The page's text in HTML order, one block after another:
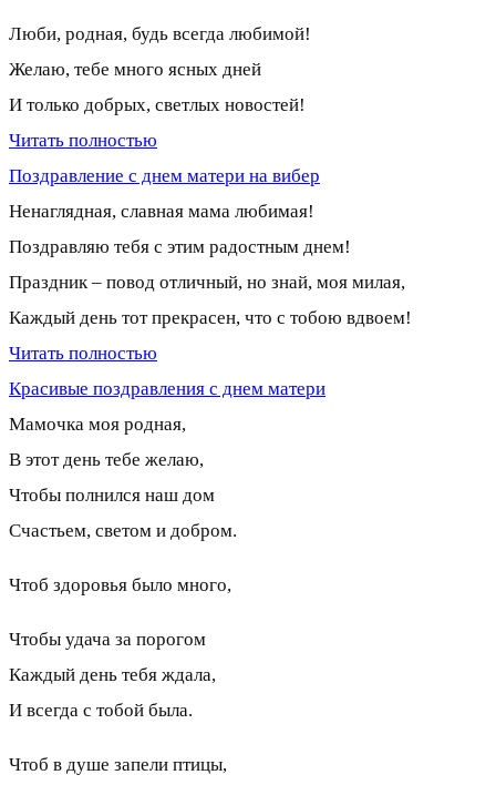
Люби, родная, будь всегда любимой!
Желаю, тебе много ясных дней
И только добрых, светлых новостей!
Читать полностью
Поздравление с днем матери на вибер
Ненаглядная, славная мама любимая!
Поздравляю тебя с этим радостным днем!
Праздник – повод отличный, но знай, моя милая,
Каждый день тот прекрасен, что с тобою вдвоем!
Читать полностью
Красивые поздравления с днем матери
Мамочка моя родная,
В этот день тебе желаю,
Чтобы полнился наш дом
Счастьем, светом и добром.
Чтоб здоровья было много,
Чтобы удача за порогом
Каждый день тебя ждала,
И всегда с тобой была.
Чтоб в душе запели птицы,